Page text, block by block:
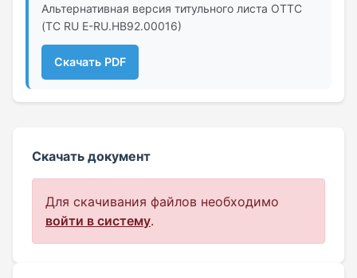
Альтернативная версия титульного листа ОТТС
(ТС RU Е-RU.НВ92.00016)
Скачать PDF
Скачать документ
Для скачивания файлов необходимо
войти в систему.